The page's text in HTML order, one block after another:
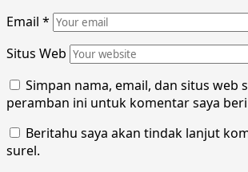
Email *
Situs Web
Simpan nama, email, dan situs web
peramban ini untuk komentar saya
Beritahu saya akan tindak lanjut
surel.